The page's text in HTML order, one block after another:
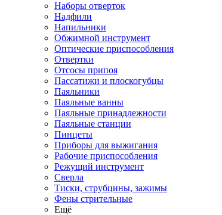
Наборы отверток
Надфили
Напильники
Обжимной инструмент
Оптические приспособления
Отвертки
Отсосы припоя
Пассатижи и плоскогубцы
Паяльники
Паяльные ванны
Паяльные принадлежности
Паяльные станции
Пинцеты
Приборы для выжигания
Рабочие приспособления
Режущий инструмент
Сверла
Тиски, струбцины, зажимы
Фены стрительные
Ещё